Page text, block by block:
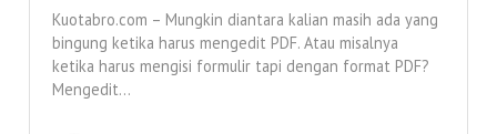
Kuotabro.com – Mungkin diantara kalian masih ada yang
bingung ketika harus mengedit PDF. Atau misalnya
ketika harus mengisi formulir tapi dengan format PDF?
Mengedit...